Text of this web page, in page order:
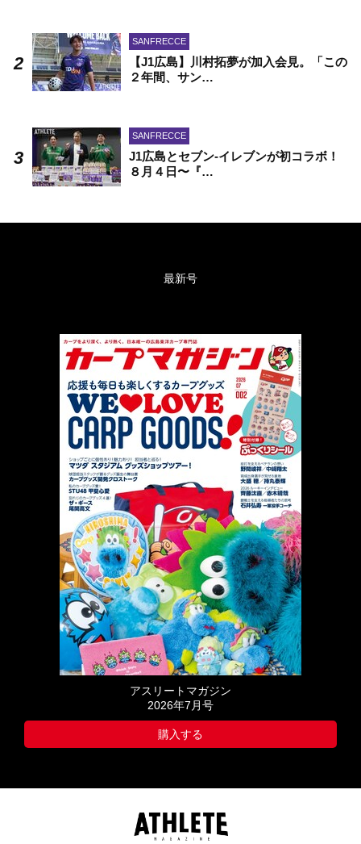
SANFRECCE
【J1広島】川村拓夢が加入会見。「この
２年間、サン…
SANFRECCE
J1広島とセブン-イレブンが初コラボ！
８月４日〜『…
最新号
アスリートマガジン
2026年7月号
購入する